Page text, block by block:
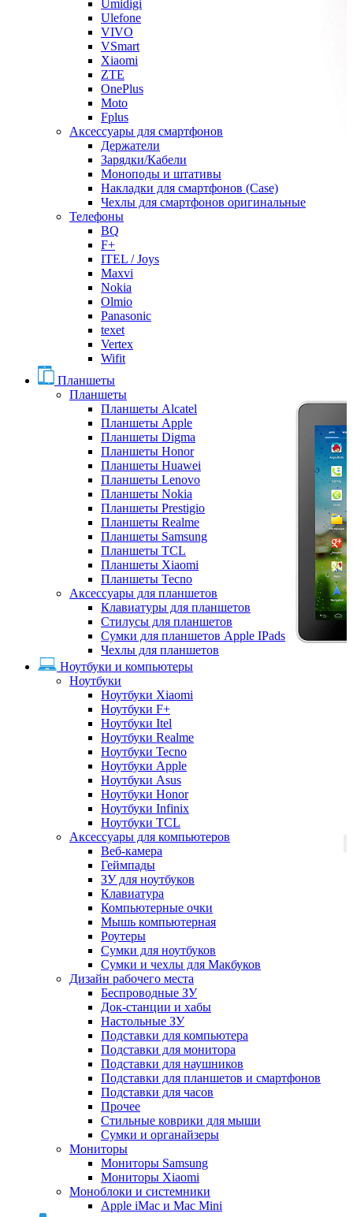
Umidigi
Ulefone
VIVO
VSmart
Xiaomi
ZTE
OnePlus
Moto
Fplus
Аксессуары для смартфонов
Держатели
Зарядки/Кабели
Моноподы и штативы
Накладки для смартфонов (Case)
Чехлы для смартфонов оригинальные
Телефоны
BQ
F+
ITEL / Joys
Maxvi
Nokia
Olmio
Panasonic
texet
Vertex
Wifit
Планшеты
Планшеты
Планшеты Alcatel
Планшеты Apple
Планшеты Digma
Планшеты Honor
Планшеты Huawei
Планшеты Lenovo
Планшеты Nokia
Планшеты Prestigio
Планшеты Realme
Планшеты Samsung
Планшеты TCL
Планшеты Xiaomi
Планшеты Tecno
Аксессуары для планшетов
Клавиатуры для планшетов
Стилусы для планшетов
Сумки для планшетов Apple IPads
Чехлы для планшетов
Ноутбуки и компьютеры
Ноутбуки
Ноутбуки Xiaomi
Ноутбуки F+
Ноутбуки Itel
Ноутбуки Realme
Ноутбуки Tecno
Ноутбуки Apple
Ноутбуки Asus
Ноутбуки Honor
Ноутбуки Infinix
Ноутбуки TCL
Аксессуары для компьютеров
Веб-камера
Геймпады
ЗУ для ноутбуков
Клавиатура
Компьютерные очки
Мышь компьютерная
Роутеры
Сумки для ноутбуков
Сумки и чехлы для Макбуков
Дизайн рабочего места
Беспроводные ЗУ
Док-станции и хабы
Настольные ЗУ
Подставки для компьютера
Подставки для монитора
Подставки для наушников
Подставки для планшетов и смартфонов
Подставки для часов
Прочее
Стильные коврики для мыши
Сумки и органайзеры
Мониторы
Мониторы Samsung
Мониторы Xiaomi
Моноблоки и системники
Apple iMac и Mac Mini